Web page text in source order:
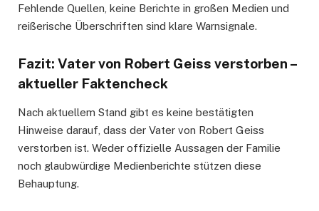
Fehlende Quellen, keine Berichte in großen Medien und
reißerische Überschriften sind klare Warnsignale.
Fazit: Vater von Robert Geiss verstorben –
aktueller Faktencheck
Nach aktuellem Stand gibt es keine bestätigten
Hinweise darauf, dass der Vater von Robert Geiss
verstorben ist. Weder offizielle Aussagen der Familie
noch glaubwürdige Medienberichte stützen diese
Behauptung.